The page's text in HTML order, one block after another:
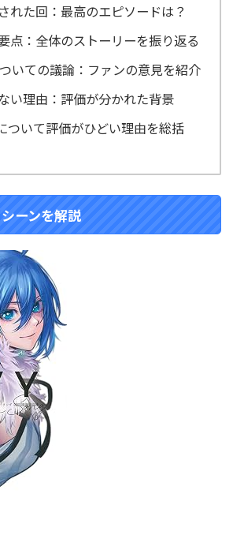
れた回：最高のエピソードは？
点：全体のストーリーを振り返る
いての議論：ファンの意見を紹介
い理由：評価が分かれた背景
ついて評価がひどい理由を総括
ーンを解説